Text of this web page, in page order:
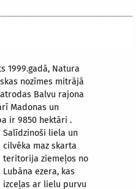
1999.gadā, Natura
nozīmes mitrājā
Balvu rajona
Madonas un
ir 9850 hektāri .
Salīdzinoši liela un
cilvēka maz skarta
teritorija ziemeļos no
Lubāna ezera, kas
izceļas ar lielu purvu